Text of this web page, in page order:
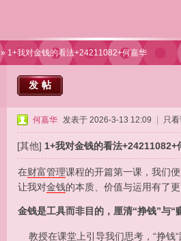
» 1+我对金钱的看法+24211082+何嘉华
发帖
何嘉华 发表于 2026-3-13 12:09 只
[其他] 1+我对金钱的看法+24211082+
在财富管理课程的开篇第一课，我们
让我对金钱的本质、价值与运用有了
金钱是工具而非目的，厘清“挣钱”与“
教授在课堂上引导我们思考，“挣钱“